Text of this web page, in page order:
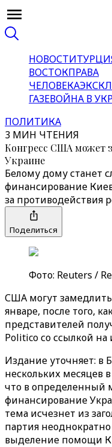
НОВОСТИ
ВОСТОКПРАВА
ЧЕЛОВЕКА
ГАЗЕВОЙНА В
ПОЛИТИКА
3 МИН ЧТЕНИЯ
Конгресс США может
Украине
Белому дому станет
финансирование
за противодействия
Поделиться
Фото: Reuters /
США могут
январе, после того,
представителей
Politico со ссылкой на
Издание уточняет: в
нескольких месяцев
что в определенный
финансирование
тема исчезнет из
партия
выделение помощи